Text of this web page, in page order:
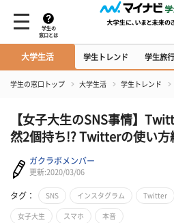
学生の
窓口とは
大学生活 学生トレンド 学生旅行
学生の窓口トップ 大学生活 学生トレンド
【女子大生のSNS事情】
然2個持ち!? Twitterの使い方
ガクラボメンバー
更新:2020/03/06
タグ： SNS インスタグラム Twitter
女子大生 スマホ 本音